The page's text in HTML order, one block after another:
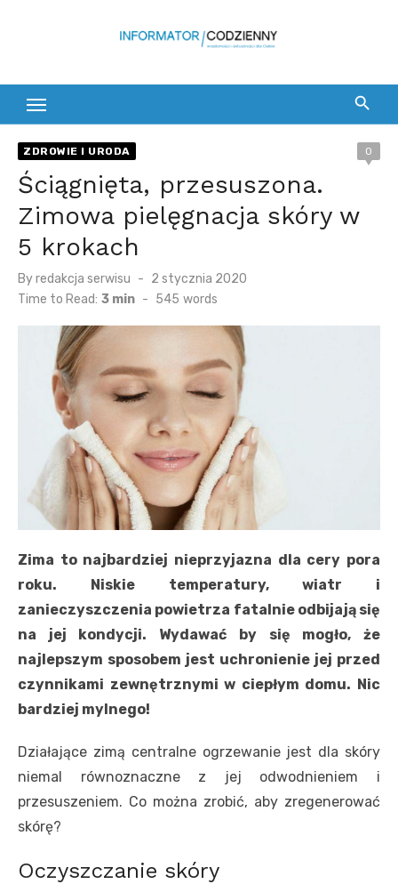
ZDROWIE I URODA 0
Ściągnięta, przesuszona.
Zimowa pielęgnacja skóry w
5 krokach
Byredakcja serwisu
Posted
on
2 stycznia 2020
Time to Read: 3 min - 545 words
Zima to najbardziej nieprzyjazna dla cery pora
roku. Niskie temperatury, wiatr i
zanieczyszczenia powietrza fatalnie odbijają się
na jej kondycji. Wydawać by się mogło, że
najlepszym sposobem jest uchronienie jej przed
czynnikami zewnętrznymi w ciepłym domu. Nic
bardziej mylnego!
Działające zimą centralne ogrzewanie jest dla skóry
niemal równoznaczne z jej odwodnieniem i
przesuszeniem. Co można zrobić, aby zregenerować
skórę?
Oczyszczanie skóry